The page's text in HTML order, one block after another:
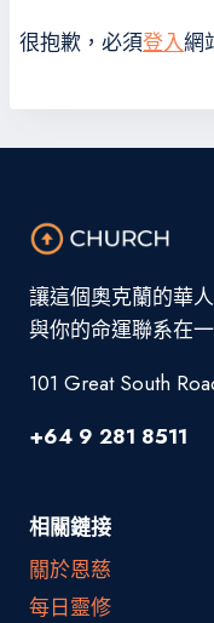
很抱歉，必須登入網
讓這個奧克蘭的華
與你的命運聯系在
101 Great South
+64 9 281 8511
相關鏈接
關於恩慈
每日靈修